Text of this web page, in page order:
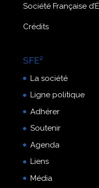
Société Française
Crédits
SFE²
La société
Ligne politique
Adhérer
Soutenir
Agenda
Liens
Média